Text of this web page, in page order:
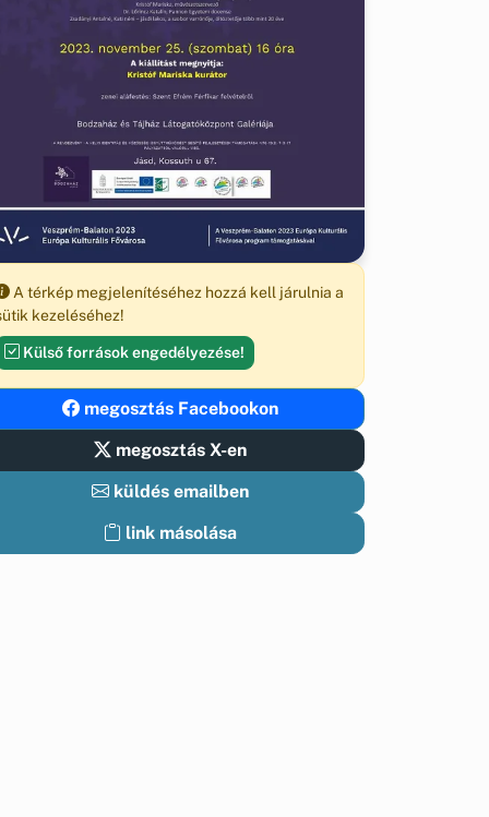
A térkép megjelenítéséhez hozzá kell járulnia a
kezeléséhez!
Külső források engedélyezése!
megosztás Facebookon
megosztás X-en
küldés emailben
link másolása